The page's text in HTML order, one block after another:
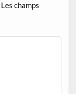
Les champs